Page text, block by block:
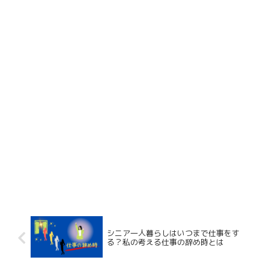
シニア一人暮らしはいつまで仕事をす
る？私の考える仕事の辞め時とは